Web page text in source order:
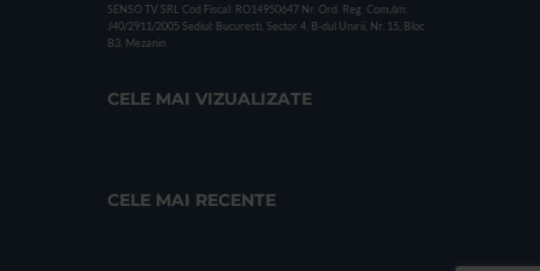
SENSO TV SRL Cod Fiscal: RO14950647 Nr. Ord. Reg. Com./an:
J40/2911/2005 Sediul: Bucuresti, Sector 4, B-dul Unirii, Nr. 15, Bloc
B3, Mezanin
CELE MAI VIZUALIZATE
CELE MAI RECENTE